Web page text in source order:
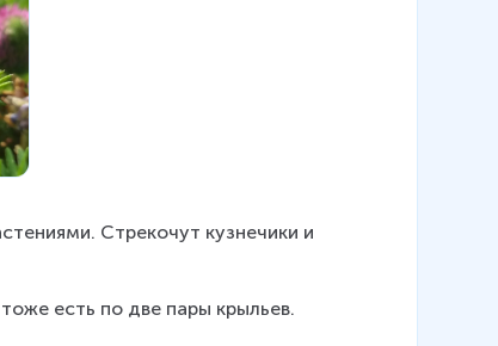
Стрекочут кузнечики и
есть по две пары крыльев.